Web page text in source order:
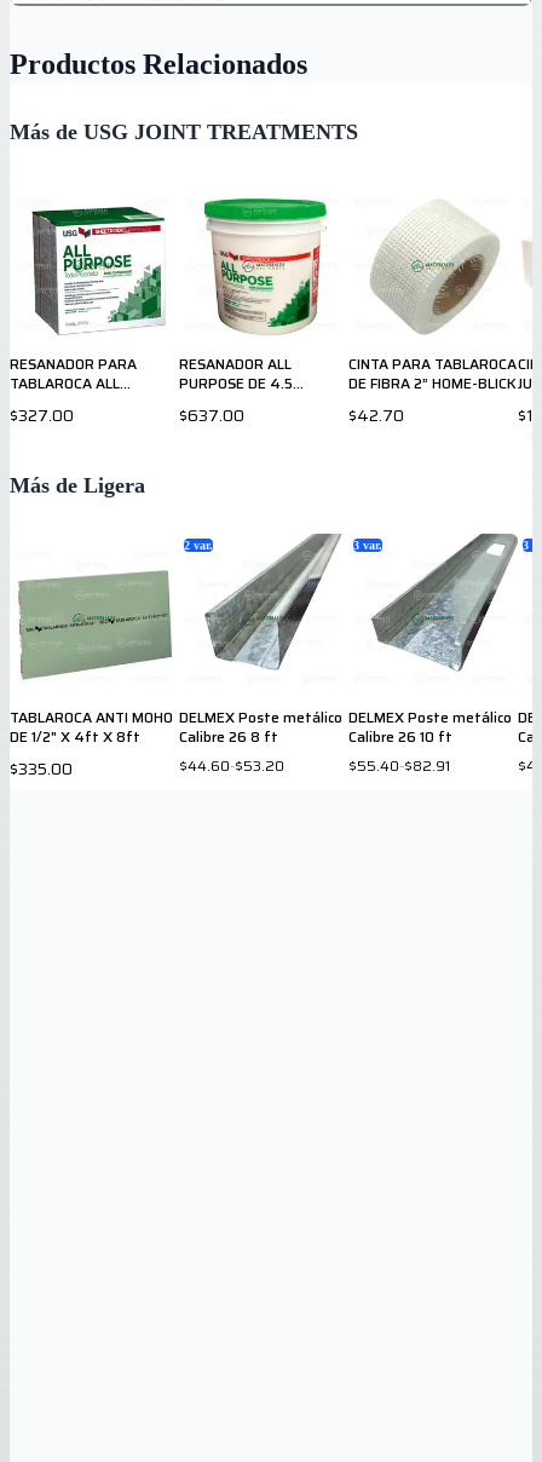
Productos Relacionados
Más de USG JOINT TREATMENTS
RESANADOR PARA
TABLAROCA ALL
$327.00
RESANADOR ALL
PURPOSE DE 4.5
$637.00
CINTA PARA TABLAROCA
DE FIBRA 2” HOME-BLICK
$42.70
Más de Ligera
TABLAROCA ANTI MOHO
DE 1/2" X 4ft X 8ft
$335.00
2 var.
DELMEX Poste metálico
Calibre 26 8 ft
$44.60-$53.20
3 var.
DELMEX Poste metálico
Calibre 26 10 ft
$55.40-$82.91
3